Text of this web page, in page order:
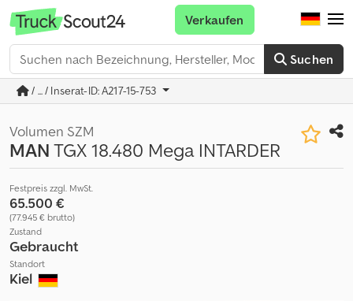
Suchen
Verkaufen
/ ... / Inserat-ID: A217-15-753
Volumen SZM
MANTGX 18.480 Mega INTARDER
Festpreis zzgl. MwSt.
65.500 €
(77.945 € brutto)
Zustand
Gebraucht
Standort
Kiel